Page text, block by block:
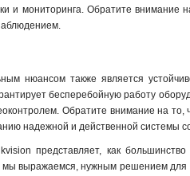
и мониторинга. Обратите внимание
.
нюансом также является
бесперебойную работу
Обратите внимание на
надежной и действенной системы
представляет, как
мы выражаемся, нужным решением